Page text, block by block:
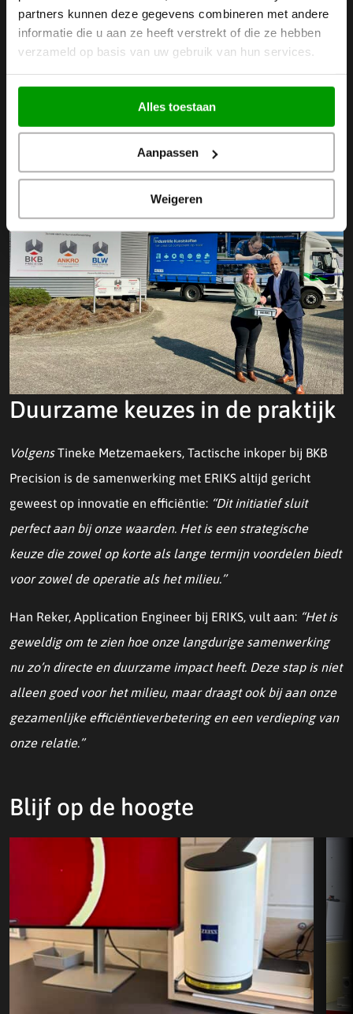
partners kunnen deze gegevens combineren met andere
informatie die u aan ze heeft verstrekt of die ze hebben
verzameld op basis van uw gebruik van hun services.
Alles toestaan
Aanpassen
Weigeren
Duurzame keuzes in de praktijk
VolgensTineke Metzemaekers, Tactische inkoper bij BKB
Precision is de samenwerking met ERIKS altijd gericht
geweest op innovatie en efficiëntie: “Dit initiatief sluit
perfect aan bij onze waarden. Het is een strategische
keuze die zowel op korte als lange termijn voordelen biedt
voor zowel de operatie als het milieu.’’
Han Reker, Application Engineer bij ERIKS, vult aan: “Het is
geweldig om te zien hoe onze langdurige samenwerking
nu zo’n directe en duurzame impact heeft. Deze stap is niet
alleen goed voor het milieu, maar draagt ook bij aan onze
gezamenlijke efficiëntieverbetering en een verdieping van
onze relatie.”
Blijf op de hoogte